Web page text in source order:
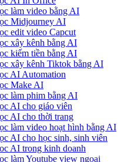
làm video bằng AI
Midjourney AI
edit video Capcut
xây kênh bằng AI
kiếm tiền bằng AI
xây kênh Tiktok bằng AI
AI Automation
Make AI
làm phim bằng AI
AI cho giáo viên
AI cho thời trang
làm video hoạt hình bằng AI
AI cho học sinh, sinh viên
AI trong kinh doanh
làm Youtube view ngoại